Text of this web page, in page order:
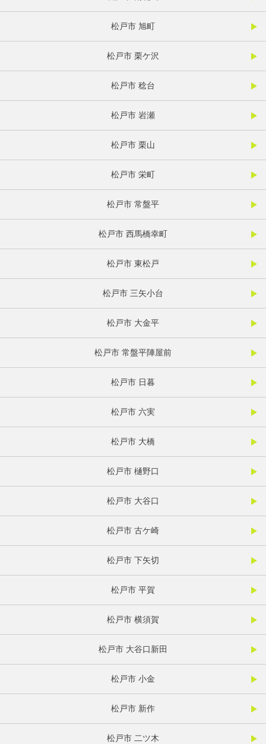
松戸市 旭町
松戸市 栗ケ沢
松戸市 稔台
松戸市 岩瀬
松戸市 栗山
松戸市 栄町
松戸市 常盤平
松戸市 西馬橋幸町
松戸市 東松戸
松戸市 三矢小台
松戸市 大金平
松戸市 常盤平陣屋前
松戸市 日暮
松戸市 六実
松戸市 大橋
松戸市 樋野口
松戸市 大谷口
松戸市 古ケ崎
松戸市 下矢切
松戸市 平賀
松戸市 横須賀
松戸市 大谷口新田
松戸市 小金
松戸市 新作
松戸市 二ツ木